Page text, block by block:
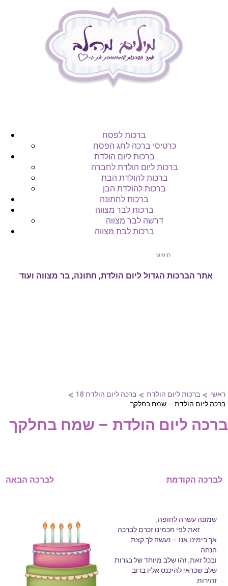
ברכות לפסח
כרטיסי ברכה לחג הפסח
ברכות ליום הולדת
ברכות ליום הולדת לחברה
ברכות להולדת הבת
ברכות להולדת הבן
ברכות לחתונה
ברכות לבר מצווה
דרשה לבר מצווה
ברכות לבת מצווה
אתר הברכות הגדול ליום הולדת, חתונה, בר מצווה ועוד
ראשי > ברכות ליום הולדת > ברכה ליום הולדת 18 >
ברכה ליום הולדת – שמח בחלקך
ברכה ליום הולדת – שמח בחלקך
לברכה הבאה לברכה הקודמת
שמונה עשרה לחופה,
זאת לפי חכמינו זכרם לברכה
אך בימינו אנו – נעשה לך קצת
הנחה
ובכל זאת, זהו שלב מיוחד של בגרות
שלב שכדאי להיכנס אליו ברוב
זהירות